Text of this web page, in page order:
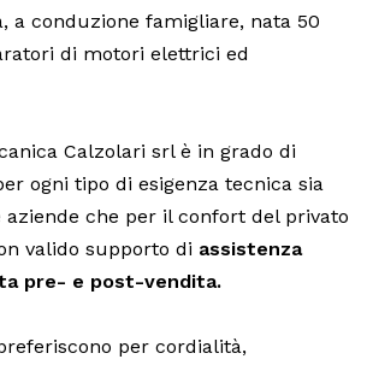
a conduzione famigliare, nata 50
di motori elettrici ed
Calzolari srl è in grado di
ogni tipo di esigenza tecnica sia
che per il confort del privato
valido supporto di assistenza
pre- e post-vendita.
per cordialità,